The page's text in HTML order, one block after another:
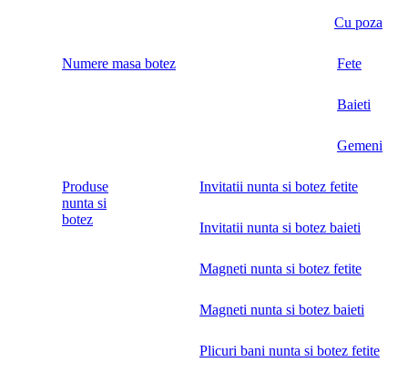
Cu poza
Numere masa botez Fete
Baieti
Gemeni
Produse
nunta si
botez
Invitatii nunta si botez fetite
Invitatii nunta si botez baieti
Magneti nunta si botez fetite
Magneti nunta si botez baieti
Plicuri bani nunta si botez fetite